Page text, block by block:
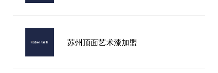
苏州顶面艺术漆加盟